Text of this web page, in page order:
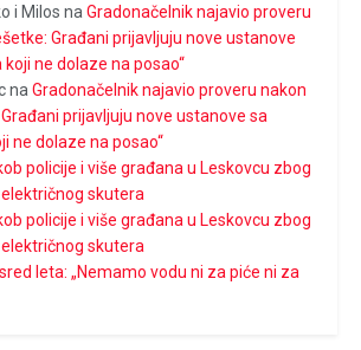
i Milos na Gradonačelnik najavio proveru
Građani prijavljuju nove ustanove
ne dolaze na posao“
na Gradonačelnik najavio proveru nakon
prijavljuju nove ustanove sa
ne dolaze na posao“
policije i više građana u Leskovcu zbog
skutera
policije i više građana u Leskovcu zbog
skutera
leta: „Nemamo vodu ni za piće ni za